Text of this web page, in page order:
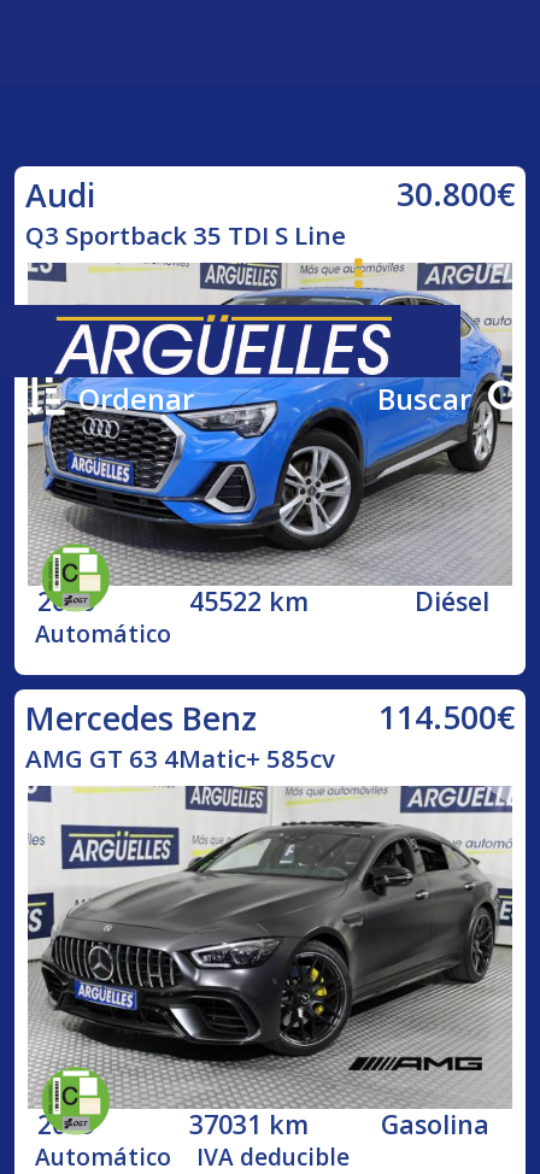
Ordenar Buscar
Audi 30.800€
Q3 Sportback 35 TDI S Line
2020 45522 km Diésel
Automático
Mercedes Benz 114.500€
AMG GT 63 4Matic+ 585cv
2019 37031 km Gasolina
Automático IVA deducible